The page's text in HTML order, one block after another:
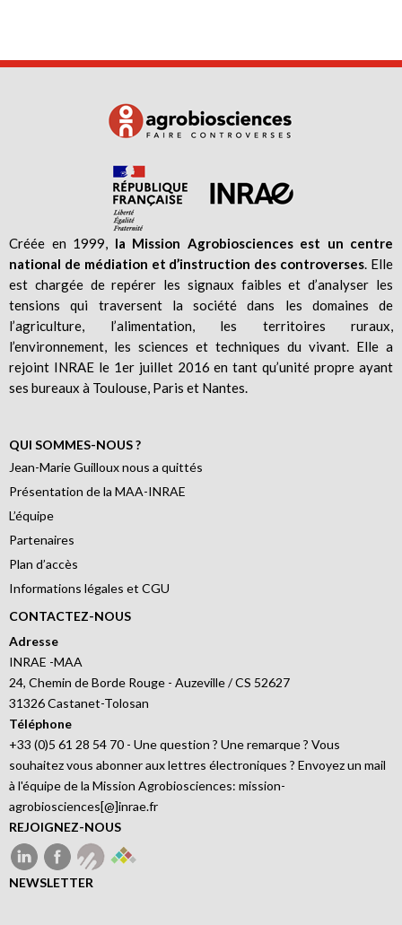
Créée en 1999, la Mission Agrobiosciences est un centre
national de médiation et d’instruction des controverses. Elle
est chargée de repérer les signaux faibles et d’analyser les
tensions qui traversent la société dans les domaines de
l’agriculture, l’alimentation, les territoires ruraux,
l’environnement, les sciences et techniques du vivant. Elle a
rejoint INRAE le 1er juillet 2016 en tant qu’unité propre ayant
ses bureaux à Toulouse, Paris et Nantes.
QUI SOMMES-NOUS ?
Jean-Marie Guilloux nous a quittés
Présentation de la MAA-INRAE
L’équipe
Partenaires
Plan d’accès
Informations légales et CGU
CONTACTEZ-NOUS
Adresse
INRAE -MAA
24, Chemin de Borde Rouge - Auzeville / CS 52627
31326 Castanet-Tolosan
Téléphone
+33 (0)5 61 28 54 70 - Une question ? Une remarque ? Vous
souhaitez vous abonner aux lettres électroniques ? Envoyez un mail
à l'équipe de la Mission Agrobiosciences: mission-
agrobiosciences[@]inrae.fr
REJOIGNEZ-NOUS
NEWSLETTER